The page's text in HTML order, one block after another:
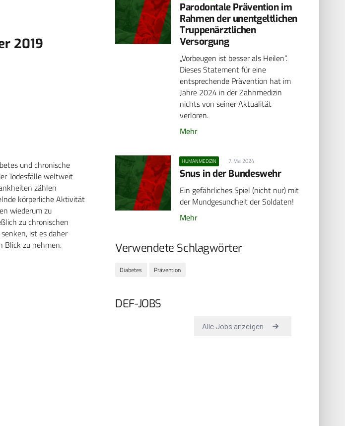
2019
und chronische
Todesfälle weltweit
zählen
körperliche Aktivität
wiederum zu
zu chronischen
ist es daher
Blick zu nehmen.
Parodontale Prävention im
Rahmen der unentgeltlichen
Truppenärztlichen
Versorgung
„Vorbeugen ist besser als Heilen“.
Dieses Statement für eine
entsprechende Prävention hat im
Jahre 2024 in der Zahnmedizin
nichts von seiner Aktualität
verloren.
Mehr
HUMANMEDIZIN 7. Mai 2024
Snus in der Bundeswehr
Ein gefährliches Spiel (nicht nur) mit
der Mundgesundheit der Soldaten!
Mehr
Verwendete Schlagwörter
Diabetes Prävention
DEF-JOBS